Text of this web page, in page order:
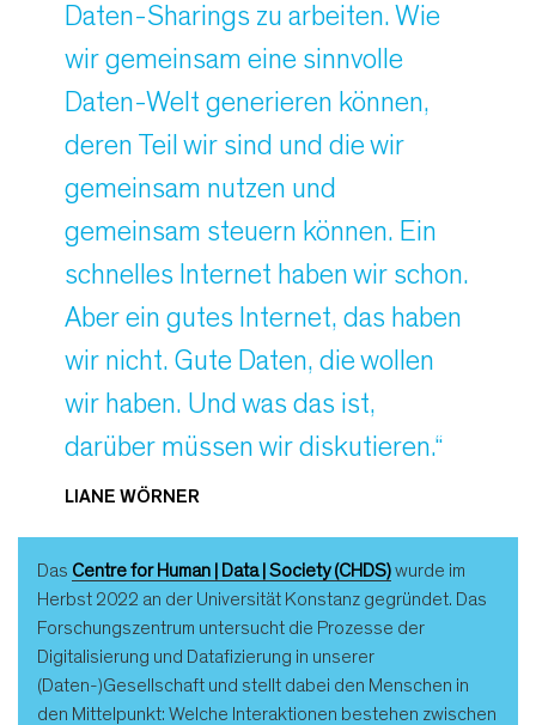
Daten-Sharings zu arbeiten. Wie
wir gemeinsam eine sinnvolle
Daten-Welt generieren können,
deren Teil wir sind und die wir
gemeinsam nutzen und
gemeinsam steuern können. Ein
schnelles Internet haben wir schon.
Aber ein gutes Internet, das haben
wir nicht. Gute Daten, die wollen
wir haben. Und was das ist,
darüber müssen wir diskutieren.“
LIANE WÖRNER
Das Centre for Human | Data | Society (CHDS)wurde im
Herbst 2022 an der Universität Konstanz gegründet. Das
Forschungszentrum untersucht die Prozesse der
Digitalisierung und Datafizierung in unserer
(Daten-)Gesellschaft und stellt dabei den Menschen in
den Mittelpunkt: Welche Interaktionen bestehen zwischen